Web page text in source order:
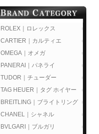
ROLEX｜ロレックス
CARTIER｜カルティエ
OMEGA｜オメガ
PANERAI｜パネライ
TUDOR｜チューダー
TAG HEUER｜タグ ホイヤー
BREITLING｜ブライトリング
CHANEL｜シャネル
BVLGARI｜ブルガリ